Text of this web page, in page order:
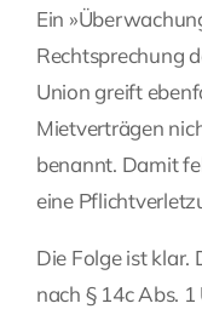
Ein
Rechtsprechung
Union greift
Mietverträgen
benannt. Damit
eine
Die Folge ist klar.
nach § 14c Abs.